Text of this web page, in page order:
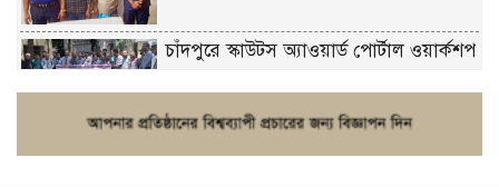
চাঁদপুরে স্কাউটস অ্যাওয়ার্ড পোর্টাল ওয়ার্কশপ